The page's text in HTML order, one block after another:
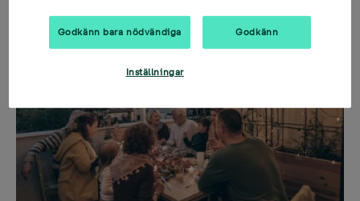
Godkänn bara nödvändiga Godkänn
Inställningar